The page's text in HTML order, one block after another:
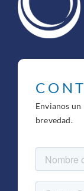
Envianos un
brevedad.